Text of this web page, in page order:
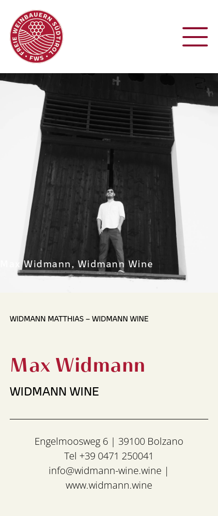
Max Widmann, Widmann Wine
WIDMANN MATTHIAS – WIDMANN WINE
Max Widmann
WIDMANN WINE
Engelmoosweg 6 | 39100 Bolzano
Tel +39 0471 250041
info@widmann-wine.wine |
www.widmann.wine